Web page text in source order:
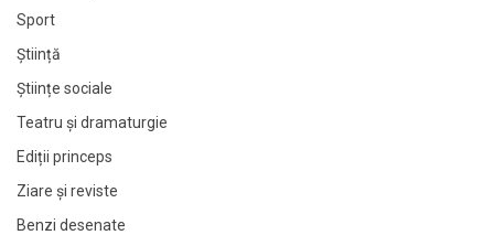
Sport
Știință
Științe sociale
Teatru și dramaturgie
Ediții princeps
Ziare şi reviste
Benzi desenate